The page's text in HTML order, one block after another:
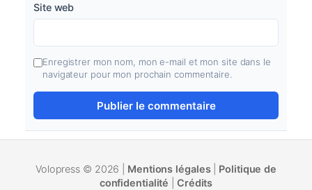
Site web
Enregistrer mon nom, mon e-mail et mon site dans le
navigateur pour mon prochain commentaire.
Volopress © 2026 | Mentions légales| Politique de
confidentialité
Crédits